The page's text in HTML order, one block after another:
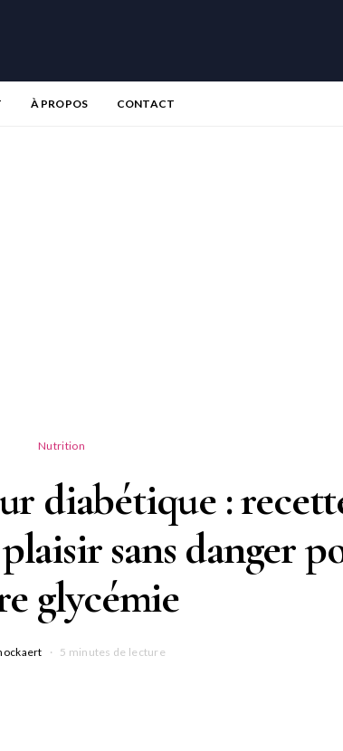
À PROPOS CONTACT
Nutrition
diabétique :
sans danger
glycémie
5 minutes de lecture